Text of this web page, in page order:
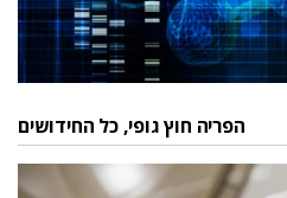
הפריה חוץ גופי, כל החידושים